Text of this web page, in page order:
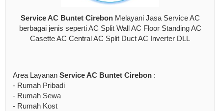
Service AC Buntet Cirebon Melayani Jasa Service AC
berbagai jenis seperti AC Split Wall AC Floor Standing AC
Casette AC Central AC Split Duct AC Inverter DLL
Area Layanan Service AC Buntet Cirebon :
- Rumah Pribadi
- Rumah Sewa
- Rumah Kost